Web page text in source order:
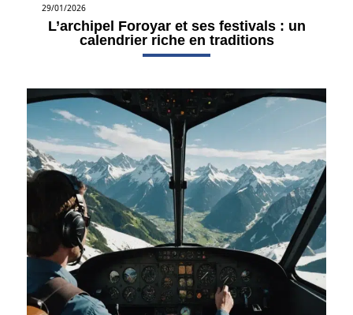
29/01/2026
L’archipel Foroyar et ses festivals : un
calendrier riche en traditions